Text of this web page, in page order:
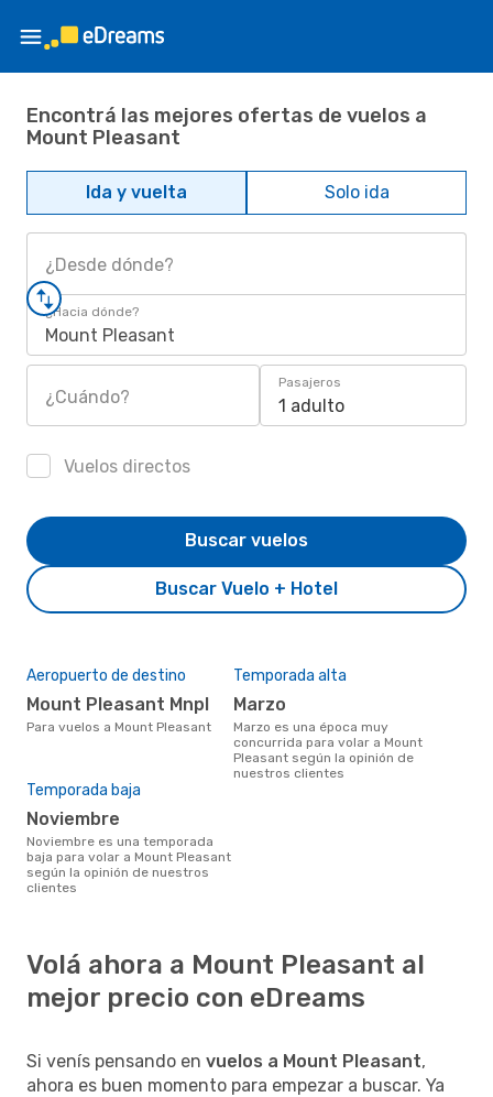
Encontrá las mejores ofertas de vuelos a
Mount Pleasant
Ida y vuelta Solo ida
¿Desde dónde?
¿Hacia dónde?
Mount Pleasant
¿Cuándo?
Pasajeros
1 adulto
Vuelos directos
Buscar Vuelo + Hotel
Buscar vuelos
Aeropuerto de destino
Mount Pleasant Mnpl
Para vuelos a Mount Pleasant
Temporada alta
marzo
marzo es una época muy
concurrida para volar a Mount
Pleasant según la opinión de
nuestros clientes
Temporada baja
noviembre
noviembre es una temporada
baja para volar a Mount Pleasant
según la opinión de nuestros
clientes
Volá ahora a Mount Pleasant al
mejor precio con eDreams
Si venís pensando en vuelos a Mount Pleasant,
ahora es buen momento para empezar a buscar. Ya